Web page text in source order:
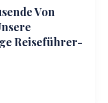
Von
Reiseführer-